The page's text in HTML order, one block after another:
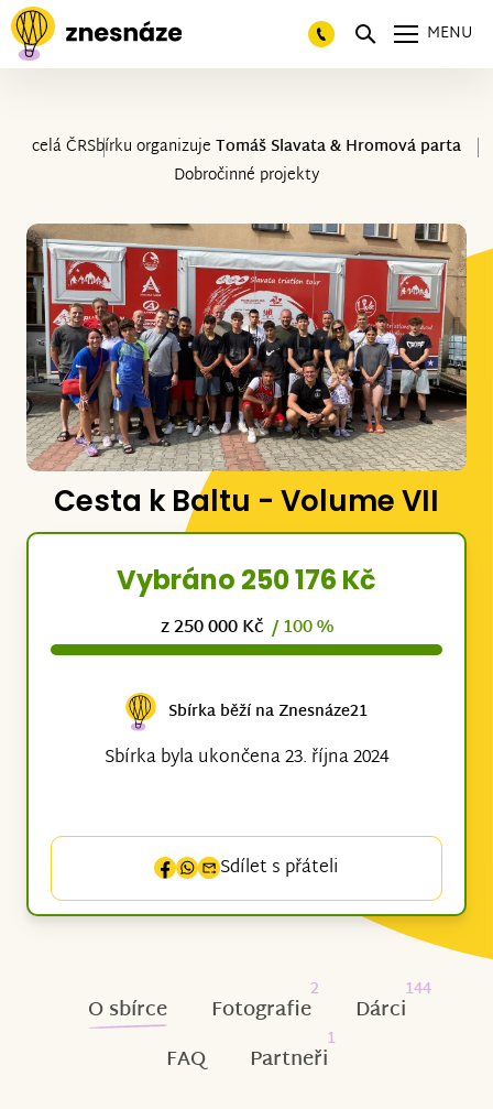
MENU
celá ČRSbírku organizuje Tomáš Slavata & Hromová parta
Dobročinné projekty
Cesta k Baltu - Volume VII
Vybráno 250 176 Kč
z 250 000 Kč / 100 %
Sbírka běží na Znesnáze21
Sbírka byla ukončena 23. října 2024
Sdílet s přáteli
O sbírce Fotografie
2
Dárci
144
FAQ Partneři
1